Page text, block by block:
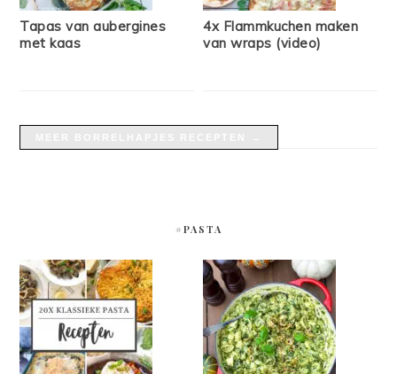
Tapas van aubergines
met kaas
4x Flammkuchen maken
van wraps (video)
#PASTA